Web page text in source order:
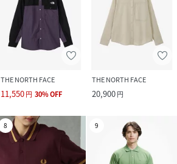
THE NORTH FACE
11,550円 30%OFF
THE NORTH FACE
20,900円
8 9